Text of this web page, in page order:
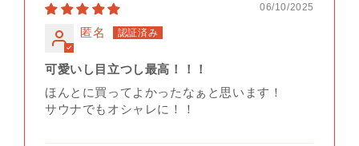
06/10/2025
匿名
可愛いし目立つし最高！！！
ほんとに買ってよかったなぁと思います！
サウナでもオシャレに！！